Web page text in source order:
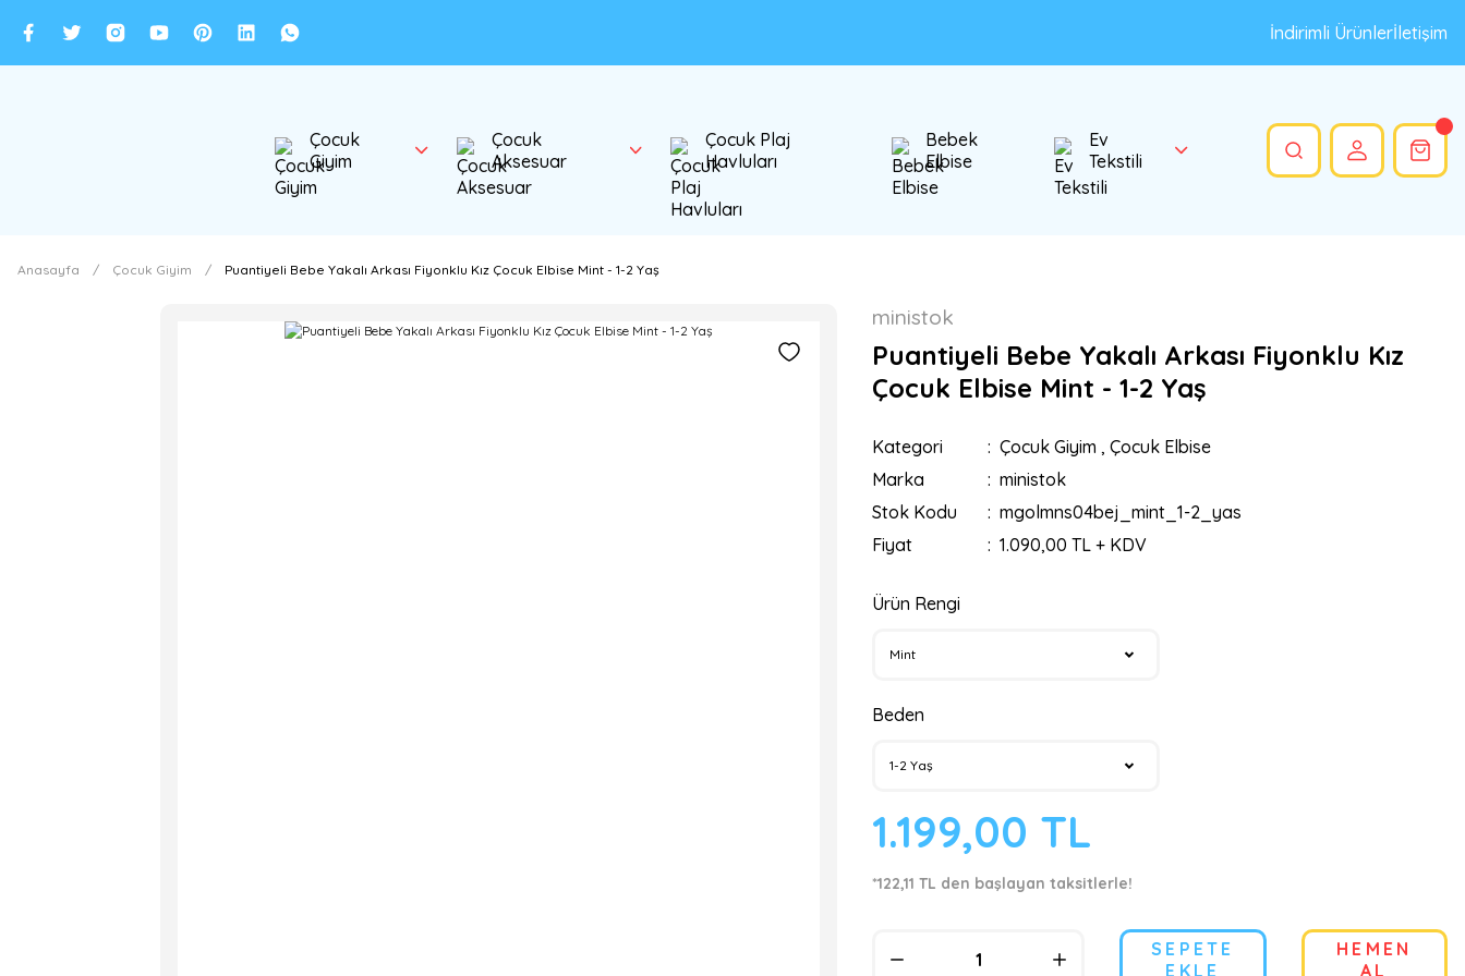
İndirimli Ürünlerİletişim
Çocuk
Giyim
Çocuk
Aksesuar
Çocuk Plaj
Havluları
Bebek
Elbise
Ev
Tekstili
Anasayfa Çocuk Giyim Puantiyeli Bebe Yakalı Arkası Fiyonklu Kız Çocuk Elbise Mint - 1-2 Yaş
ministok
Puantiyeli Bebe Yakalı Arkası Fiyonklu Kız
Çocuk Elbise Mint - 1-2 Yaş
Kategori Çocuk Giyim , Çocuk Elbise
Marka
ministok
Stok Kodu
mgolmns04bej_mint_1-2_yas
Fiyat
1.090,00 TL + KDV
Ürün Rengi
Beden
1.199,00 TL
*122,11 TL den başlayan taksitlerle!
SEPETE
EKLE
HEMEN
AL